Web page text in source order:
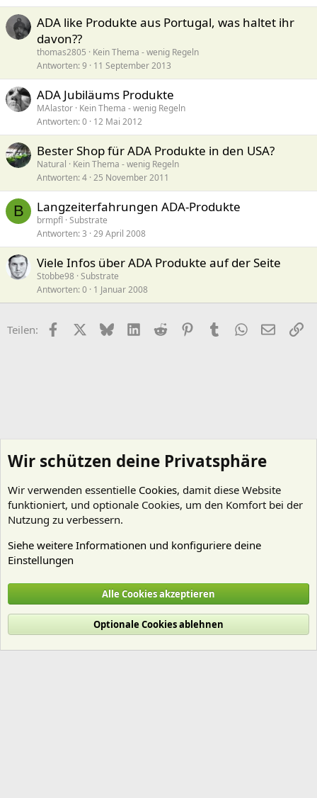
ADA like Produkte aus Portugal, was haltet ihr
davon??
thomas2805
Kein Thema - wenig Regeln
Antworten 9 11 September 2013
ADA Jubiläums Produkte
MAlastor Kein Thema - wenig Regeln
Antworten 0 12 Mai 2012
Bester Shop für ADA Produkte in den USA?
Natural
Kein Thema - wenig Regeln
Antworten 4 25 November 2011
B Langzeiterfahrungen ADA-Produkte
brmpfl Substrate
Antworten 3 29 April 2008
Viele Infos über ADA Produkte auf der Seite
Stobbe98 Substrate
Antworten 0 1 Januar 2008
Teilen: FacebookX (Twitter)
BlueskyLinkedIn
Reddit PinterestTumblr WhatsApp
E-Mail
Cookies
Deutsch (Du)
Nutzungsbedingungen
Datenschutz Hilfe und Impressum
R
Wir schützen deine Privatsphäre
Wir verwenden essentielle Cookies, damit diese Website
funktioniert, und optionale Cookies, um den Komfort bei der
Nutzung zu verbessern.
Siehe weitere Informationen und konfiguriere deine
Einstellungen
Alle Cookies akzeptieren
Optionale Cookies ablehnen